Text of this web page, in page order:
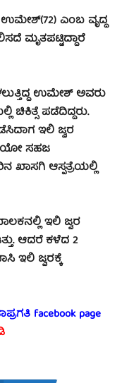
ಎಂಬ ವೃದ್ಧ
ಮೃತಪಟ್ಟಿದ್ದಾರೆ
ಉಮೇಶ್‌ ಅವರು
ಚಿಕಿತ್ಸೆ ಪಡೆದಿದ್ದರು.
ಇಲಿ ಜ್ವರ
ವಯೋ ಸಹಜ
ಖಾಸಗಿ ಆಸ್ಪತ್ರೆಯಲ್ಲಿ
ಇಲಿ ಜ್ವರ
ಆದರೆ ಕಳೆದ 2
ಇಲಿ ಜ್ವರಕ್ಕೆ
facebook page